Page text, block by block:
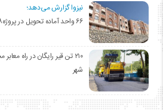
نیزوا گزارش می‌دهد؛
۶۶ واحد آماده تحویل در پروژه۱۳۸ واحدی مهدیشهر
۲۱۰ تن قیر رایگان در راه
شهر